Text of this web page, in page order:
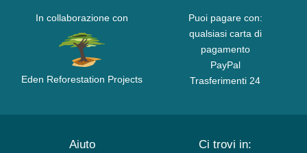
In collaborazione con
Eden Reforestation Projects
Puoi pagare con:
qualsiasi carta di
pagamento
PayPal
Trasferimenti 24
Aiuto Ci trovi in: